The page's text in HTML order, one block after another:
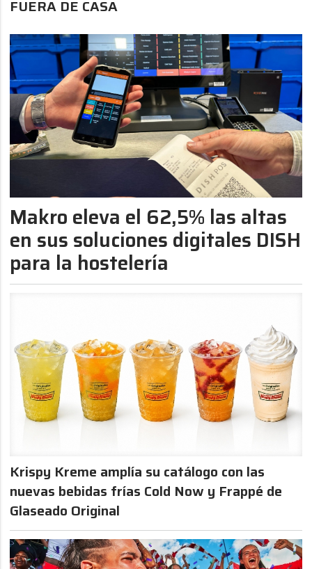
FUERA DE CASA
Makro eleva el 62,5% las altas
en sus soluciones digitales DISH
para la hostelería
Krispy Kreme amplía su catálogo con las
nuevas bebidas frías Cold Now y Frappé de
Glaseado Original